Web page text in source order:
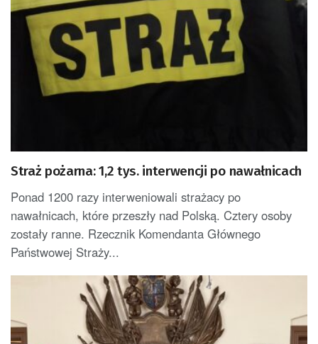
Straż pożarna: 1,2 tys. interwencji po nawałnicach
Ponad 1200 razy interweniowali strażacy po
nawałnicach, które przeszły nad Polską. Cztery osoby
zostały ranne. Rzecznik Komendanta Głównego
Państwowej Straży...